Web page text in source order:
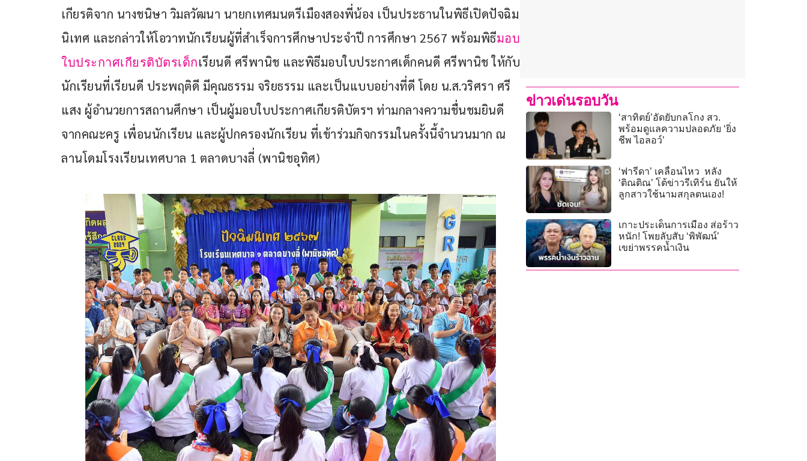
เกียรติจาก นางชนิษา วิมลวัฒนา นายกเทศมนตรีเมืองสองพี่น้อง เป็นประธานในพิธีเปิดปัจฉิม
นิเทศ และกล่าวให้โอวาทนักเรียนผู้ที่สำเร็จการศึกษาประจำปี การศึกษา 2567 พร้อมพิธีมอบ
ใบประกาศเกียรติบัตรเด็กเรียนดี ศรีพานิช และพิธีมอบใบประกาศเด็กคนดี ศรีพานิช ให้กับ
นักเรียนที่เรียนดี ประพฤติดี มีคุณธรรม จริยธรรม และเป็นแบบอย่างที่ดี โดย น.ส.วริศรา ศรี
แสง ผู้อำนวยการสถานศึกษา เป็นผู้มอบใบประกาศเกียรติบัตรฯ ท่ามกลางความชื่นชมยินดี
จากคณะครู เพื่อนนักเรียน และผู้ปกครองนักเรียน ที่เข้าร่วมกิจกรรมในครั้งนี้จำนวนมาก ณ
ลานโดมโรงเรียนเทศบาล 1 ตลาดบางลี่ (พานิชอุทิศ)
ข่าวเด่นรอบวัน
‘สาทิตย์’อัดยับกลโกง สว.
พร้อมดูแลความปลอดภัย ‘ยิ่ง
ชีพ ไอลอว์’
‘ฟารีดา’ เคลื่อนไหว หลัง
‘ติณติณ’ โต้ข่าวรีเทิร์น ยันให้
ลูกสาวใช้นามสกุลตนเอง!
เกาะประเด็นการเมือง ส่อร้าว
หนัก! โพยลับสับ ‘พิพัฒน์’
เขย่าพรรคน้ำเงิน